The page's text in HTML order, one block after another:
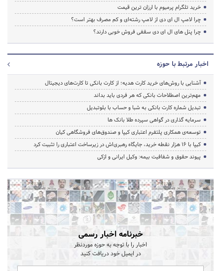
خرید تلگرام پرمیوم با ارزان ترین قیمت
چرا لامپ ال ای دی از لامپ رشته‌ای و کم مصرف بهتر است؟
چرا پنل های ال ای دی سقفی فروش خوبی دارند؟
اخبار مرتبط با حوزه
آشنایی با روش‌های خرید کارت هدیه؛ از کارت بانکی تا کارت‌های دیجیتال
مهم‌ترین اصطلاحات بانکی که هر فردی باید بداند
تبدیل شماره کارت بانکی به شبا و حساب با بلوتبدیل
سرمایه گذاری در گواهی سپرده طلا بانک ها
توسعه‌ی همکاری‌ پلتفرم اعتباری کیپا و صندوق‌های فروشگاهی کیان
کیپا با ۱۶ هزار نقطه خرید، جایگاه رهبری‌اش در زیرساخت اعتباری را تثبیت کرد
پیوند حقوق و شفافیت بیمه: وکیل ایرانی و ازکی
خبرنامه اخبار رسمی
اخبار را با توجه به حوزه موردنظر
در ایمیل خود دریافت کنید